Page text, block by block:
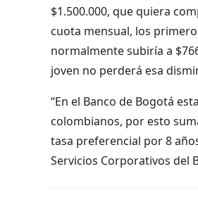
$1.500.000, que quiera
cuota mensual, los
normalmente subiría a
joven no perderá esa
“En el Banco de Bogotá
colombianos, por esto
tasa preferencial por 8
Servicios Corporativos del